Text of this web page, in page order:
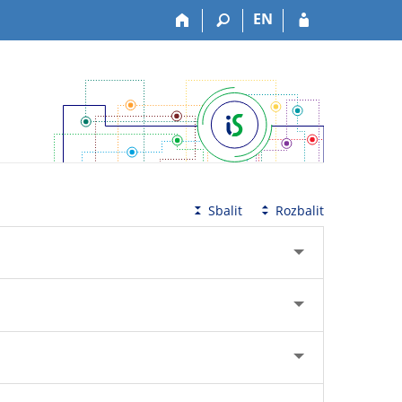
EN
Sbalit Rozbalit